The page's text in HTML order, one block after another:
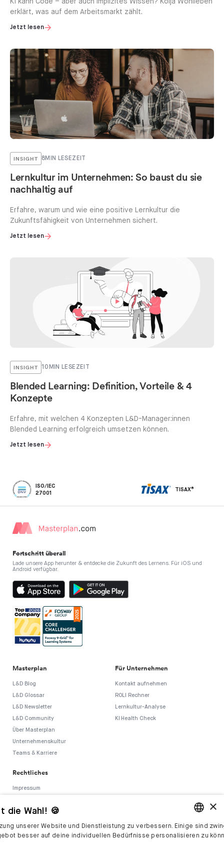
KI kann Code – aber auch implizites Wissen? Kolja Wohlleben
erklärt, was auf dem Arbeitsmarkt zählt.
Jetzt lesen
INSIGHT 8MIN LESEZEIT
Lernkultur im Unternehmen: So baust du sie
nachhaltig auf
Erfahre, warum und wie eine positive Lernkultur die
Zukunftsfähigkeit von Unternehmen sichert.
Jetzt lesen
INSIGHT 10 MIN LESEZEIT
Blended Learning: Definition, Vorteile & 4
Konzepte
Erfahre, mit welchen 4 Konzepten L&D-Manager:innen
Blended Learning erfolgreich umsetzen können.
Jetzt lesen
ISO/IEC
27001
TISAX®
Fortschritt überall
Lade unsere App herunter & entdecke die Zukunft des Lernens. Für iOS und
Android verfügbar.
Masterplan
L&D Blog
L&D Glossar
L&D Newsletter
L&D Community
Über Masterplan
Unternehmenskultur
Teams & Karriere
Für Unternehmen
Kontakt aufnehmen
ROLI Rechner
Lernkultur-Analyse
KI Health Check
Rechtliches
Impressum
Datenschutz
Sicherheitspolitik
Hinweisgebersystem ENGLISH
×
die Wahl! 🍪
unserer Website und Dienstleistung zu verbessern. Einige sind
besser auf deine individuellen Bedürfnisse personalisieren zu